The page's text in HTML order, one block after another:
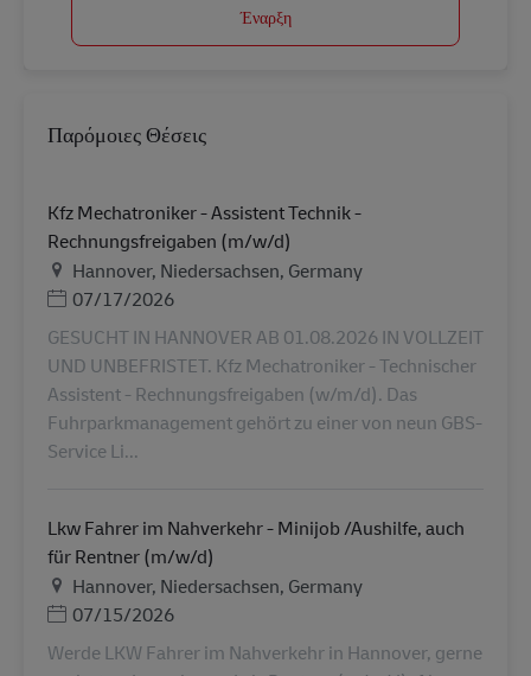
Έναρξη
Παρόμοιες Θέσεις
Kfz Mechatroniker - Assistent Technik -
Rechnungsfreigaben (m/w/d)
Τοποθεσία
Hannover, Niedersachsen, Germany
Ημερομηνία Ανάρτησης
07/17/2026
GESUCHT IN HANNOVER AB 01.08.2026 IN VOLLZEIT
UND UNBEFRISTET. Kfz Mechatroniker - Technischer
Assistent - Rechnungsfreigaben (w/m/d). Das
Fuhrparkmanagement gehört zu einer von neun GBS-
Service Li...
Lkw Fahrer im Nahverkehr - Minijob /Aushilfe, auch
für Rentner (m/w/d)
Τοποθεσία
Hannover, Niedersachsen, Germany
Ημερομηνία Ανάρτησης
07/15/2026
Werde LKW Fahrer im Nahverkehr in Hannover, gerne